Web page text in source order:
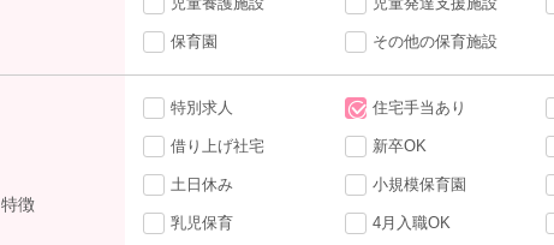
保育園 その他の保育施設
特徴
特別求人 住宅手当あり
借り上げ社宅 新卒OK
土日休み 小規模保育園
乳児保育 4月入職OK